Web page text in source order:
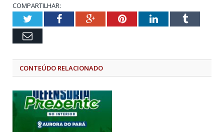
COMPARTILHAR:
TwitterFacebookGoogle+PinterestLinkedInTumblr
Email
CONTEÚDO RELACIONADO